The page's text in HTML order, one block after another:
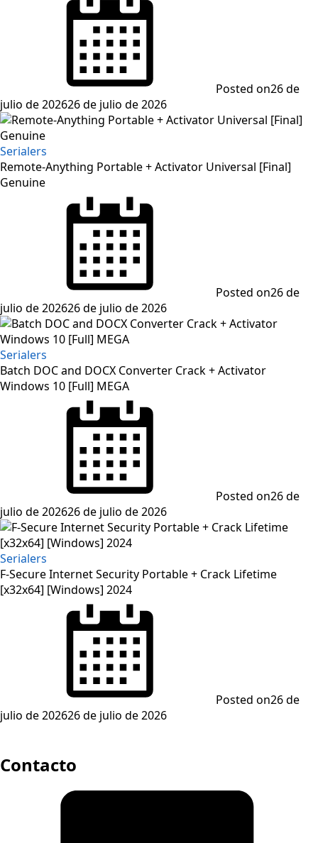
Posted on26 de
julio de 202626 de julio de 2026
Serialers
Remote-Anything Portable + Activator Universal [Final]
Genuine
Posted on26 de
julio de 202626 de julio de 2026
Serialers
Batch DOC and DOCX Converter Crack + Activator
Windows 10 [Full] MEGA
Posted on26 de
julio de 202626 de julio de 2026
Serialers
F-Secure Internet Security Portable + Crack Lifetime
[x32x64] [Windows] 2024
Posted on26 de
julio de 202626 de julio de 2026
Contacto